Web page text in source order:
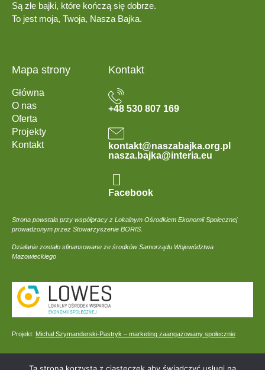
Są złe bajki, które kończą się dobrze.
To jest moja, Twoja, Nasza Bajka.
Mapa strony
Główna
O nas
Oferta
Projekty
Kontakt
Kontakt
+48 530 807 169
kontakt@naszabajka.org.pl
nasza.bajka@interia.eu
Facebook
Strona powstała przy współpracy z Lokalnym Ośrodkiem Ekonomii Społecznej
prowadzonym przez Stowarzyszenie BORIS.
Działanie zostało sfinansowane ze środków Samorządu Województwa
Mazowieckiego
Projekt: Michał Szymanderski-Pastryk – marketing zaangażowany społecznie